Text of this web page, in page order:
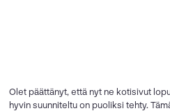
Olet päättänyt, että nyt ne kotisivut
hyvin suunniteltu on puoliksi tehty.